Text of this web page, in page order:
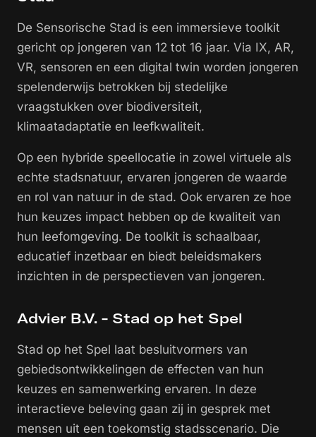
De Sensorische Stad is een immersieve toolkit
gericht op jongeren van 12 tot 16 jaar. Via IX, AR,
VR, sensoren en een digital twin worden jongeren
spelenderwijs betrokken bij stedelijke
vraagstukken over biodiversiteit,
klimaatadaptatie en leefkwaliteit.
Op een hybride speellocatie in zowel virtuele als
echte stadsnatuur, ervaren jongeren de waarde
en rol van natuur in de stad. Ook ervaren ze hoe
hun keuzes impact hebben op de kwaliteit van
hun leefomgeving. De toolkit is schaalbaar,
educatief inzetbaar en biedt beleidsmakers
inzichten in de perspectieven van jongeren.
Advier B.V. - Stad op het Spel
Stad op het Spel laat besluitvormers van
gebiedsontwikkelingen de effecten van hun
keuzes en samenwerking ervaren. In deze
interactieve beleving gaan zij in gesprek met
mensen uit een toekomstig stadsscenario. Die